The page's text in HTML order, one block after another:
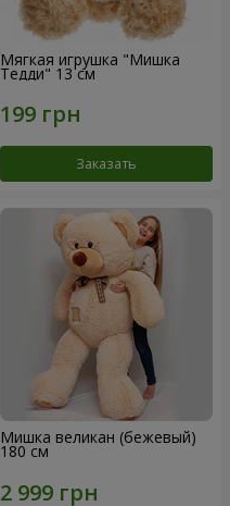
Мягкая игрушка "Мишка
Тедди" 13 см
Заказать
Мишка великан (бежевый)
180 см